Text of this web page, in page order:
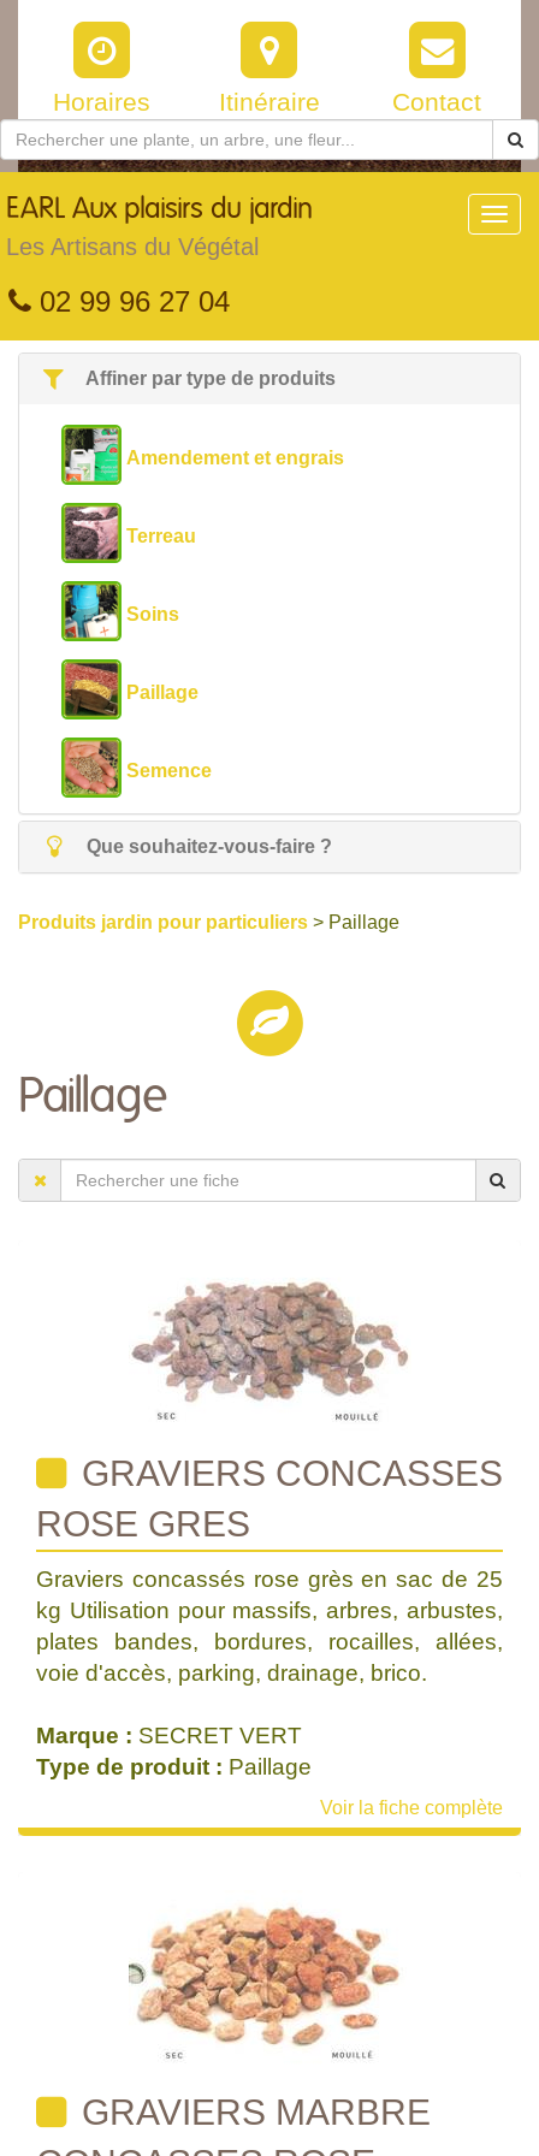
Horaires Itinéraire Contact
EARL Aux plaisirs du jardin
Les Artisans du Végétal
02 99 96 27 04
Affiner par type de produits
Amendement et engrais
Terreau
Soins
Paillage
Semence
Que souhaitez-vous-faire ?
Produits jardin pour particuliers > Paillage
Paillage
GRAVIERS CONCASSES
ROSE GRES
Graviers concassés rose grès en sac de 25
kg Utilisation pour massifs, arbres, arbustes,
plates bandes, bordures, rocailles, allées,
voie d'accès, parking, drainage, brico.
Marque : SECRET VERT
Type de produit : Paillage
Voir la fiche complète
GRAVIERS MARBRE